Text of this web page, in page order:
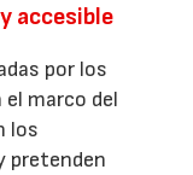
accesible
por los
marco del
los
pretenden